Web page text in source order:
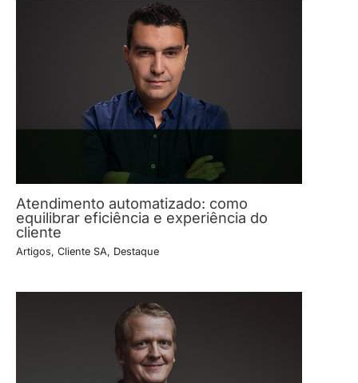
Atendimento automatizado: como
equilibrar eficiência e experiência do
cliente
Artigos, Cliente SA, Destaque